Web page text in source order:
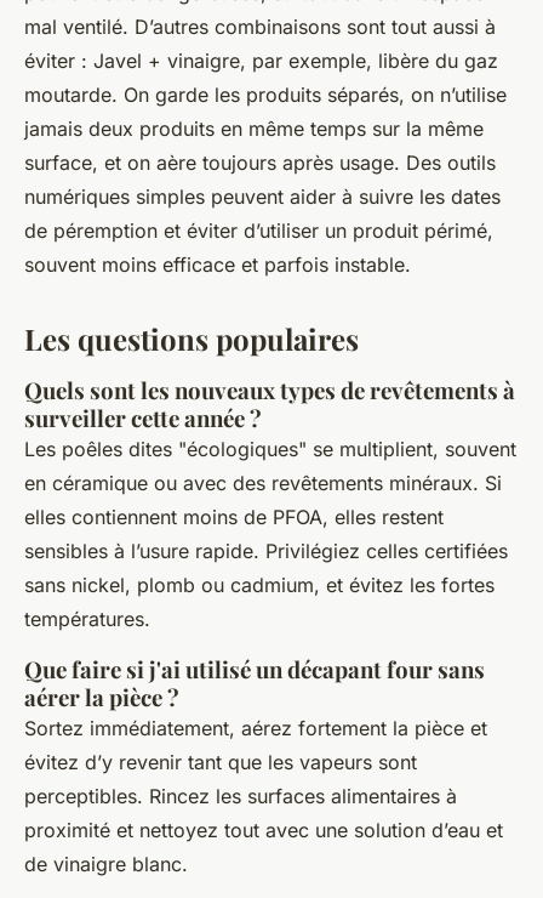
mal ventilé. D’autres combinaisons sont tout aussi à
éviter : Javel + vinaigre, par exemple, libère du gaz
moutarde. On garde les produits séparés, on n’utilise
jamais deux produits en même temps sur la même
surface, et on aère toujours après usage. Des outils
numériques simples peuvent aider à suivre les dates
de péremption et éviter d’utiliser un produit périmé,
souvent moins efficace et parfois instable.
Les questions populaires
Quels sont les nouveaux types de revêtements à
surveiller cette année ?
Les poêles dites "écologiques" se multiplient, souvent
en céramique ou avec des revêtements minéraux. Si
elles contiennent moins de PFOA, elles restent
sensibles à l’usure rapide. Privilégiez celles certifiées
sans nickel, plomb ou cadmium, et évitez les fortes
températures.
Que faire si j'ai utilisé un décapant four sans
aérer la pièce ?
Sortez immédiatement, aérez fortement la pièce et
évitez d’y revenir tant que les vapeurs sont
perceptibles. Rincez les surfaces alimentaires à
proximité et nettoyez tout avec une solution d’eau et
de vinaigre blanc.